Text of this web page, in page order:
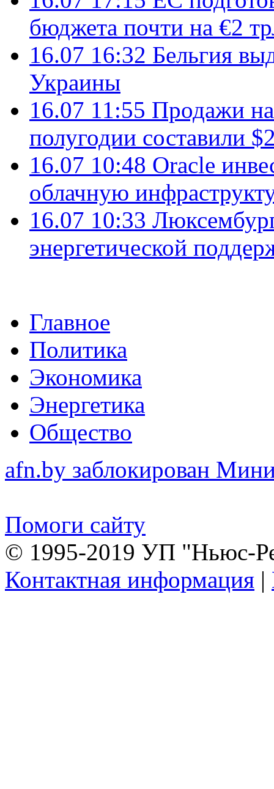
бюджета почти на €2
16.07 16:32 Бельгия
Украины
16.07 11:55 Продажи
полугодии составили
16.07 10:48 Oracle
облачную
16.07 10:33
энергетической
Главное
Политика
Экономика
Энергетика
Общество
afn.by заблокирован
Помоги сайту
© 1995-2019 УП "Ньюс-
Контактная информация |